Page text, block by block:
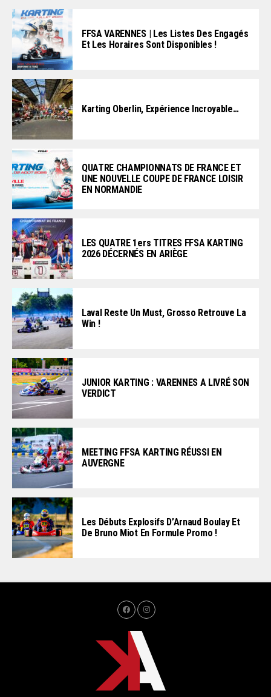
FFSA VARENNES | Les Listes Des Engagés
Et Les Horaires Sont Disponibles !
Karting Oberlin, Expérience Incroyable…
QUATRE CHAMPIONNATS DE FRANCE ET
UNE NOUVELLE COUPE DE FRANCE LOISIR
EN NORMANDIE
LES QUATRE 1ers TITRES FFSA KARTING
2026 DÉCERNÉS EN ARIÈGE
Laval Reste Un Must, Grosso Retrouve La
Win !
JUNIOR KARTING : VARENNES A LIVRÉ SON
VERDICT
MEETING FFSA KARTING RÉUSSI EN
AUVERGNE
Les Débuts Explosifs D’Arnaud Boulay Et
De Bruno Miot En Formule Promo !